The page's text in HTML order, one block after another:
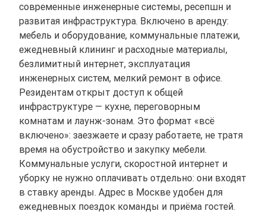
современные инженерные системы, ресепшн и
развитая инфраструктура. Включено в аренду:
мебель и оборудование, коммунальные платежи,
ежедневный клининг и расходные материалы,
безлимитный интернет, эксплуатация
инженерных систем, мелкий ремонт в офисе.
Резидентам открыт доступ к общей
инфраструктуре — кухне, переговорным
комнатам и лаунж-зонам. Это формат «всё
включено»: заезжаете и сразу работаете, не тратя
время на обустройство и закупку мебели.
Коммунальные услуги, скоростной интернет и
уборку не нужно оплачивать отдельно: они входят
в ставку аренды. Адрес в Москве удобен для
ежедневных поездок команды и приёма гостей.